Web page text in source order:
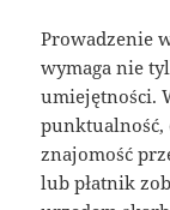
Prowadzenie
wymaga nie
umiejętności.
znajomość
lub płatnik